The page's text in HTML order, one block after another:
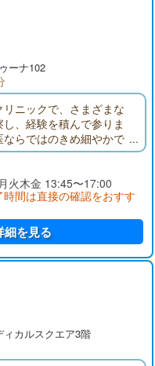
ーナ102
ニックで、さまざまな
、経験を積んで参りま
らではのきめ細やかで
からお年寄りまで、家
顔あふれる皮ふ科をめ
火木金 13:45〜17:00
間は直接の確認をおすす
細を見る
カルスクエア3階